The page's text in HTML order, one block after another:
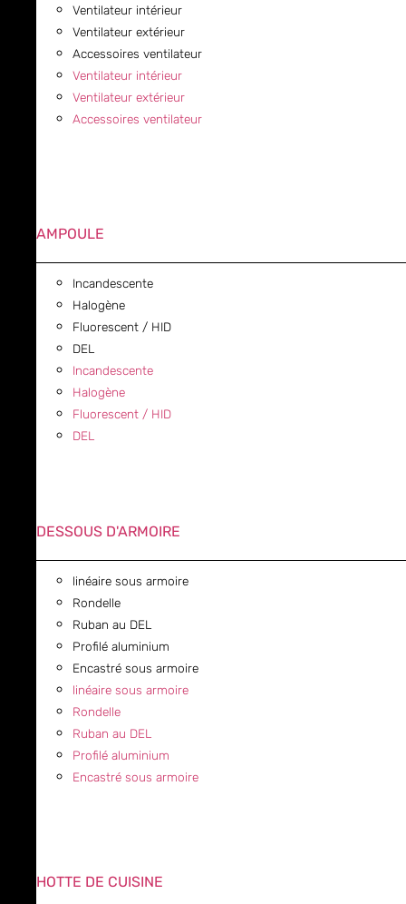
Ventilateur intérieur
Ventilateur extérieur
Accessoires ventilateur
Ventilateur intérieur
Ventilateur extérieur
Accessoires ventilateur
AMPOULE
Incandescente
Halogène
Fluorescent / HID
DEL
Incandescente
Halogène
Fluorescent / HID
DEL
DESSOUS D'ARMOIRE
linéaire sous armoire
Rondelle
Ruban au DEL
Profilé aluminium
Encastré sous armoire
linéaire sous armoire
Rondelle
Ruban au DEL
Profilé aluminium
Encastré sous armoire
HOTTE DE CUISINE